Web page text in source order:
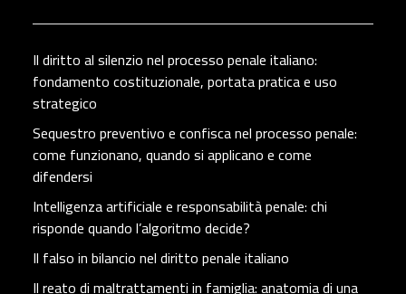
Il diritto al silenzio nel processo penale italiano:
fondamento costituzionale, portata pratica e uso
strategico
Sequestro preventivo e confisca nel processo penale:
come funzionano, quando si applicano e come
difendersi
Intelligenza artificiale e responsabilità penale: chi
risponde quando l’algoritmo decide?
Il falso in bilancio nel diritto penale italiano
Il reato di maltrattamenti in famiglia: anatomia di una